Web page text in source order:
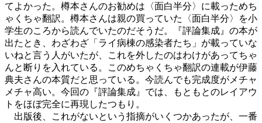
てよかった。樽本さんのお勧めは〈面白半分〉に載っためち
ゃくちゃ翻訳。樽本さんは親の買っていた〈面白半分〉を小
学生のころから読んでいたのだそうだ。『評論集成』の本が
出たとき、わざわざ「ライ病棟の感染者たち」が載っていな
いねと言う人がいたが、これを外したのはわけがあってちゃ
んと断りを入れている。このめちゃくちゃ翻訳の連載が伊藤
典夫さんの本質だと思っている。今読んでも完成度がメチャ
メチャ高い。今回の『評論集成』では、もともとのレイアウ
トをほぼ完全に再現したつもり。
出版後、これがないという指摘がいくつかあったが、一番